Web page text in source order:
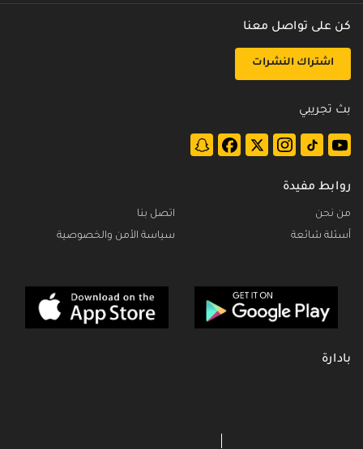
كن على تواصل معنا
اشتراك النشرات
بث تجريبي
روابط مفيدة
من نحن
أسئلة شائعة
اتصل بنا
سياسة الأمن والخصوصية
بادارة